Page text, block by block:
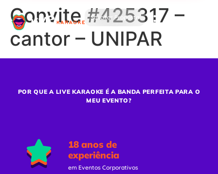
Solicitar Proposta
Convite #425317 –
cantor – UNIPAR
POR QUE A LIVE KARAOKE É A BANDA PERFEITA PARA O
MEU EVENTO?
18 anos de
experiência
em Eventos Corporativos